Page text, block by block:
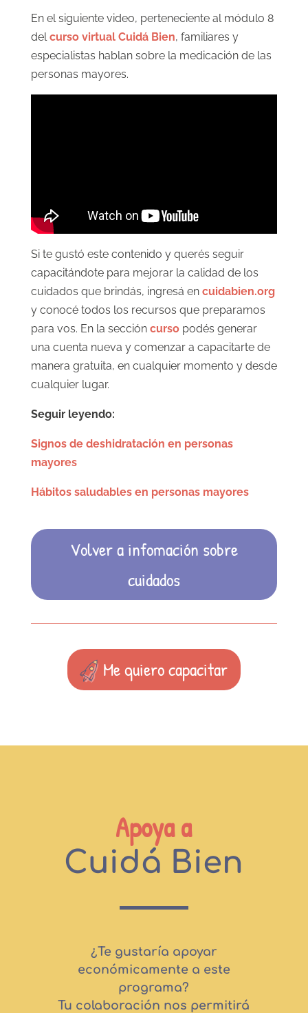
En el siguiente video, perteneciente al módulo 8
delcurso virtual Cuidá Bien, familiares y
especialistas hablan sobre la medicación de las
personas mayores.
Si te gustó este contenido y querés seguir
capacitándote para mejorar la calidad de los
cuidados que brindás, ingresá en cuidabien.org
y conocé todos los recursos que preparamos
para vos. En la sección curso podés generar
una cuenta nueva y comenzar a capacitarte de
manera gratuita, en cualquier momento y desde
cualquier lugar.
Seguir leyendo:
Signos de deshidratación en personas
mayores
Hábitos saludables en personas mayores
Volver a infomación sobre
cuidados
Me quiero capacitar
Apoya a
Cuidá Bien
¿Te gustaría apoyar
económicamente a este
programa?
Tu colaboración nos permitirá